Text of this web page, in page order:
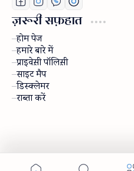
ज़रूरी सफ़हात
होम पेज
हमारे बारे में
प्राइवेस़ी पॉलिस़ी
साइट मैप
डिस्क्लेमर
राब्ता करें